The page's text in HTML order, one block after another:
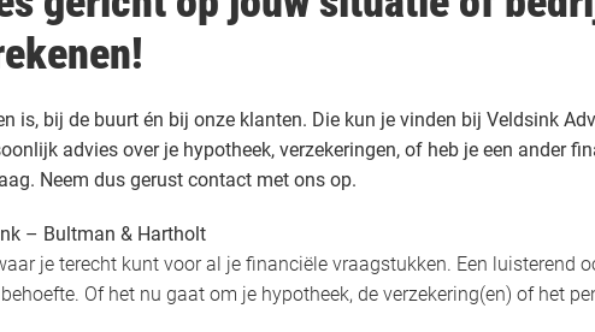
is, bij de buurt én bij onze klanten. Die kun je vinden bij Veldsink
advies over je hypotheek, verzekeringen, of heb je een ander
Neem dus gerust contact met ons op.
– Bultman & Hartholt
je terecht kunt voor al je financiële vraagstukken. Een luisterend
Of het nu gaat om je hypotheek, de verzekering(en) of het